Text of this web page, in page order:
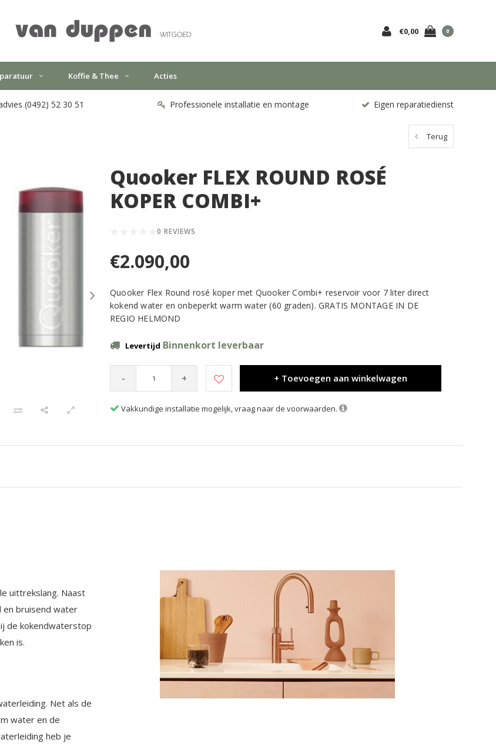
€0,00 0
Koffie & Thee Acties
(0492) 52 30 51 Professionele installatie en montage Eigen reparatiedienst
Terug
Quooker FLEX ROUND ROSÉ
KOPER COMBI+
0 REVIEWS
€2.090,00
Quooker Flex Round rosé koper met Quooker Combi+ reservoir voor 7 liter direct
kokend water en onbeperkt warm water (60 graden). GRATIS MONTAGE IN DE
REGIO HELMOND
Levertijd Binnenkort leverbaar
- + + Toevoegen aan winkelwagen
Vakkundige installatie mogelijk, vraag naar de voorwaarden.
uittrekslang. Naast
en bruisend water
de kokendwaterstop
is.
Net als de
water en de
heb je